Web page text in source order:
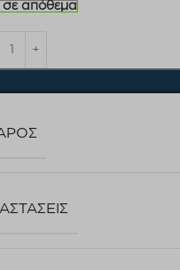
σε απόθεμα